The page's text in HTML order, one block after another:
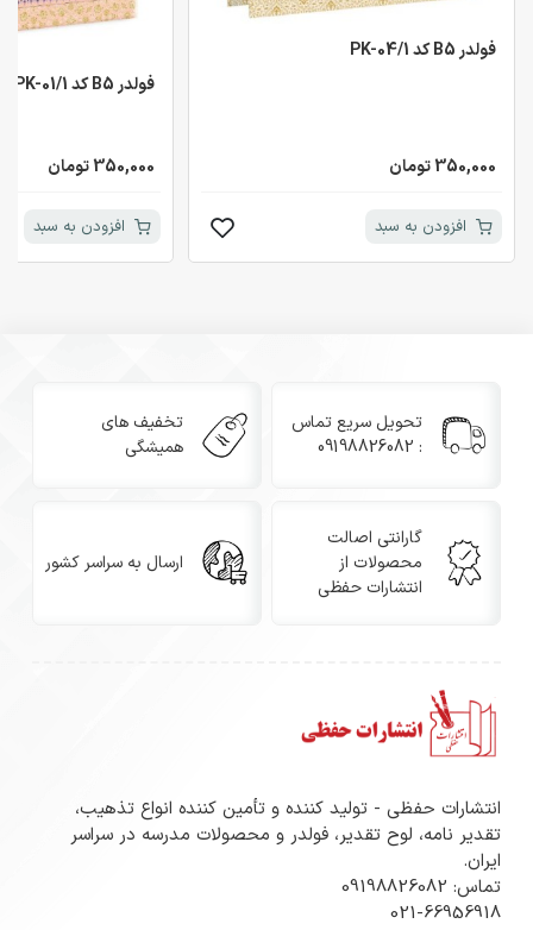
فولدر B5 کد PK-04/1
350,000 تومان
افزودن به سبد
فولدر B5 کد PK-01/1
350,000 تومان
افزودن به سبد
تحویل سریع تماس
: 09198826082
تخفیف های
همیشگی
گارانتی اصالت
محصولات از
انتشارات حفظی
ارسال به سراسر کشور
انتشارات حفظی - تولید کننده و تأمین کننده انواع تذهیب،
تقدیر نامه، لوح تقدیر، فولدر و محصولات مدرسه در سراسر
ایران.
تماس: 09198826082
021-66956918